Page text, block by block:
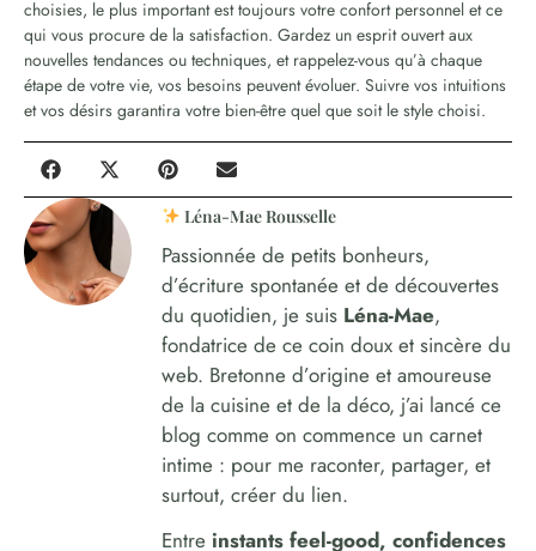
choisies, le plus important est toujours votre confort personnel et ce
qui vous procure de la satisfaction. Gardez un esprit ouvert aux
nouvelles tendances ou techniques, et rappelez-vous qu’à chaque
étape de votre vie, vos besoins peuvent évoluer. Suivre vos intuitions
et vos désirs garantira votre bien-être quel que soit le style choisi.
Léna-Mae Rousselle
Passionnée de petits bonheurs,
d’écriture spontanée et de découvertes
du quotidien, je suis Léna-Mae,
fondatrice de ce coin doux et sincère du
web. Bretonne d’origine et amoureuse
de la cuisine et de la déco, j’ai lancé ce
blog comme on commence un carnet
intime : pour me raconter, partager, et
surtout, créer du lien.
Entre instants feel-good, confidences